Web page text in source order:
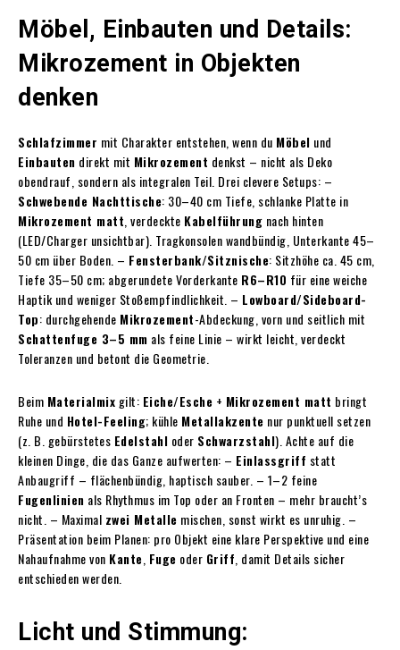
Möbel, Einbauten und Details:
Mikrozement in Objekten
denken
Schlafzimmer mit Charakter entstehen, wenn du Möbel und
Einbauten direkt mit Mikrozement denkst – nicht als Deko
obendrauf, sondern als integralen Teil. Drei clevere Setups: –
Schwebende Nachttische: 30–40 cm Tiefe, schlanke Platte in
Mikrozement matt , verdeckte Kabelführung nach hinten
(LED/Charger unsichtbar). Tragkonsolen wandbündig, Unterkante 45–
50 cm über Boden. – Fensterbank/Sitznische: Sitzhöhe ca. 45 cm,
Tiefe 35–50 cm; abgerundete Vorderkante R6–R10 für eine weiche
Haptik und weniger Stoßempfindlichkeit. – Lowboard/Sideboard-
Top: durchgehende Mikrozement-Abdeckung, vorn und seitlich mit
Schattenfuge 3–5 mm als feine Linie – wirkt leicht, verdeckt
Toleranzen und betont die Geometrie.
Beim Materialmix gilt: Eiche/Esche + Mikrozement matt bringt
Ruhe und Hotel-Feeling; kühle Metallakzente nur punktuell setzen
(z. B. gebürstetes Edelstahl oder Schwarzstahl). Achte auf die
kleinen Dinge, die das Ganze aufwerten: – Einlassgriff statt
Anbaugriff – flächenbündig, haptisch sauber. – 1–2 feine
Fugenlinien als Rhythmus im Top oder an Fronten – mehr braucht’s
nicht. – Maximal zwei Metalle mischen, sonst wirkt es unruhig. –
Präsentation beim Planen: pro Objekt eine klare Perspektive und eine
Nahaufnahme von Kante Fuge oder Griff , damit Details sicher
entschieden werden.
Licht und Stimmung: